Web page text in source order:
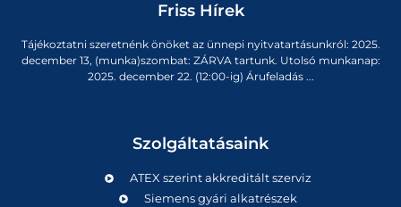
Friss Hírek
Tájékoztatni szeretnénk önöket az ünnepi nyitvatartásunkról: 2025.
december 13, (munka)szombat: ZÁRVA tartunk. Utolsó munkanap:
2025. december 22. (12:00-ig) Árufeladás ...
Szolgáltatásaink
ATEX szerint akkreditált szerviz
Siemens gyári alkatrészek